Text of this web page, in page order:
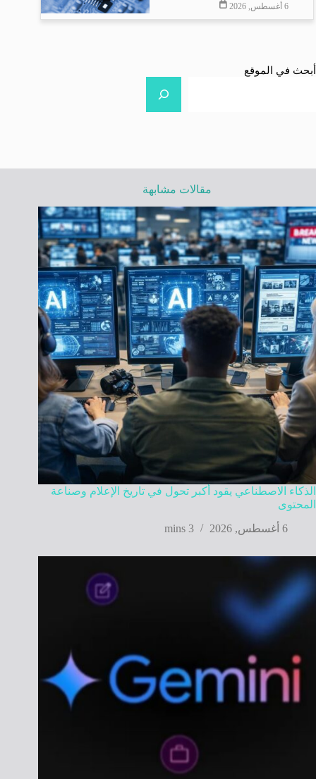
6 أغسطس, 2026
أبحث في الموقع
مقالات مشابهة
الذكاء الاصطناعي يقود أكبر تحول في تاريخ الإعلام وصناعة
المحتوى
6 أغسطس, 2026
3 mins